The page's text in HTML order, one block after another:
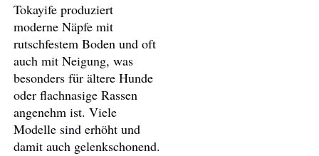
Tokayife produziert
moderne Näpfe mit
rutschfestem Boden und oft
auch mit Neigung, was
besonders für ältere Hunde
oder flachnasige Rassen
angenehm ist. Viele
Modelle sind erhöht und
damit auch gelenkschonend.